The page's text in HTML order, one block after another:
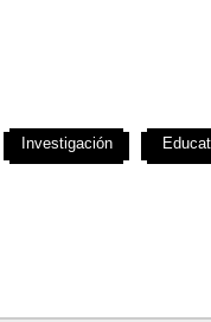
Investigación